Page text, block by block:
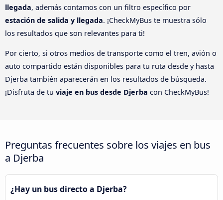
llegada, además contamos con un filtro específico por
estación de salida y llegada. ¡CheckMyBus te muestra sólo
los resultados que son relevantes para ti!
Por cierto, si otros medios de transporte como el tren, avión o
auto compartido están disponibles para tu ruta desde y hasta
Djerba también aparecerán en los resultados de búsqueda.
¡Disfruta de tu viaje en bus desde Djerba con CheckMyBus!
Preguntas frecuentes sobre los viajes en bus
a Djerba
¿Hay un bus directo a Djerba?